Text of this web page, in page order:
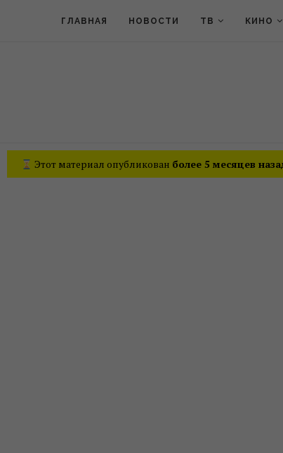
ГЛАВНАЯ НОВОСТИ ТВ КИНО
Этот материал опубликован более 5 месяцев